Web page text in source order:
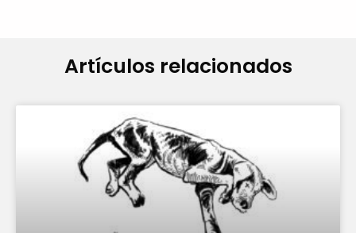
Artículos relacionados